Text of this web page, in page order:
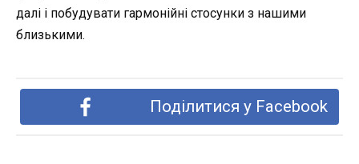
далі і побудувати гармонійні стосунки з нашими
близькими.
Поділитися у Facebook